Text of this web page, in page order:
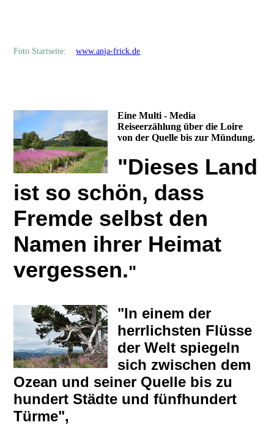
Foto Startseite:www.anja-frick.de
Eine Multi - Media
Reiseerzählung über die Loire
von der Quelle bis zur Mündung.
"Dieses Land
ist so schön, dass
Fremde selbst den
Namen ihrer Heimat
vergessen."
"In einem der
herrlichsten Flüsse
der Welt spiegeln
sich zwischen dem
Ozean und seiner Quelle bis zu
hundert Städte und fünfhundert
Türme",